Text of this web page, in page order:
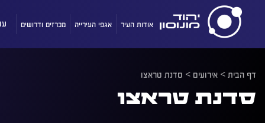
אודות העיר אגפי העירייה מכרזים ודרושים
דף הבית> אירועים > סדנת טראצו
סדנת טראצו